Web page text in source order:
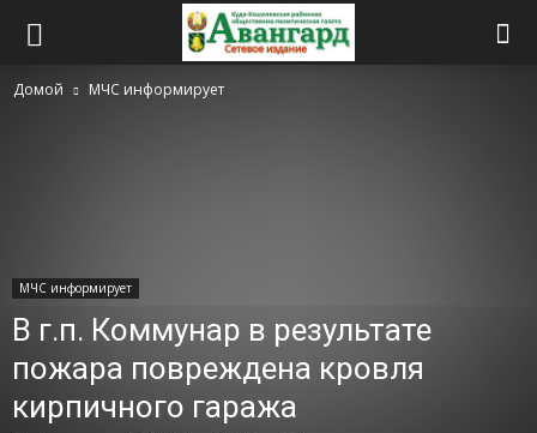
Домой МЧС информирует
МЧС информирует
В г.п. Коммунар в результате
пожара повреждена кровля
кирпичного гаража